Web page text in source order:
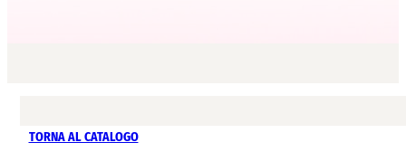
TORNA AL CATALOGO